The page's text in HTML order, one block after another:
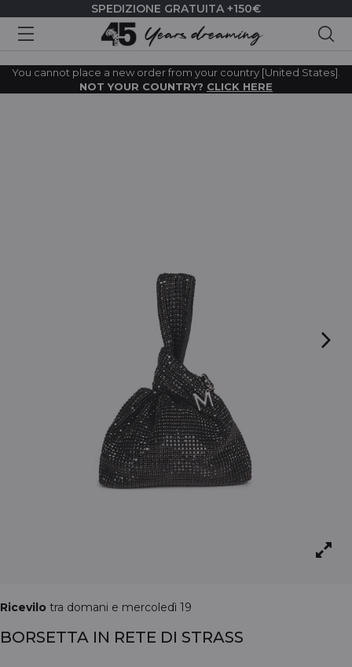
SPEDIZIONE GRATUITA +150€
You cannot place a new order from your country [United States].
NOT YOUR COUNTRY? CLICK HERE
Ricevilo tra domani e mercoledì 19
BORSETTA IN RETE DI STRASS